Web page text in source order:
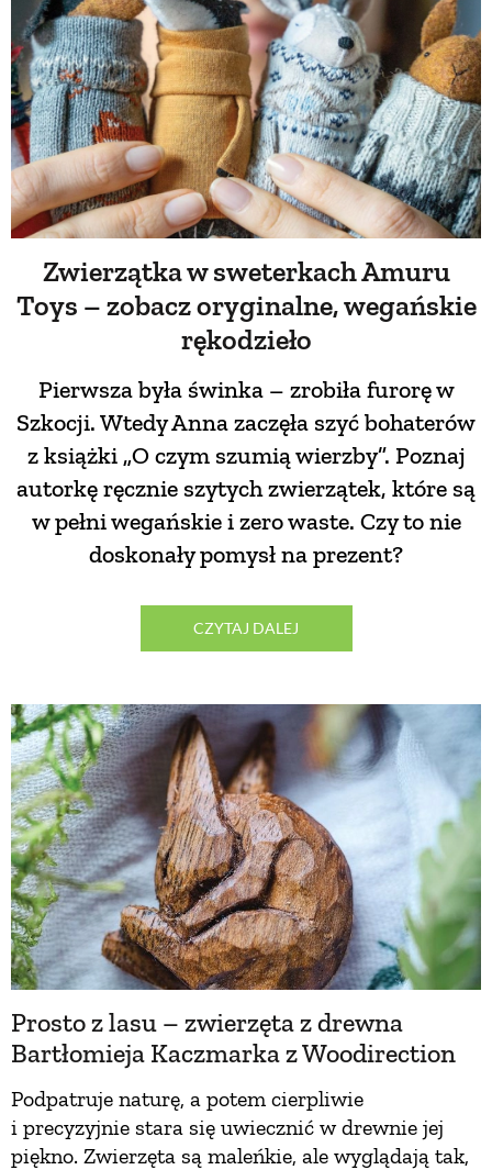
Zwierzątka w sweterkach Amuru
Toys – zobacz oryginalne, wegańskie
rękodzieło
Pierwsza była świnka – zrobiła furorę w
Szkocji. Wtedy Anna zaczęła szyć bohaterów
z książki „O czym szumią wierzby”. Poznaj
autorkę ręcznie szytych zwierzątek, które są
w pełni wegańskie i zero waste. Czy to nie
doskonały pomysł na prezent?
CZYTAJ DALEJ
Prosto z lasu – zwierzęta z drewna
Bartłomieja Kaczmarka z Woodirection
Podpatruje naturę, a potem cierpliwie
i precyzyjnie stara się uwiecznić w drewnie jej
piękno. Zwierzęta są maleńkie, ale wyglądają tak,